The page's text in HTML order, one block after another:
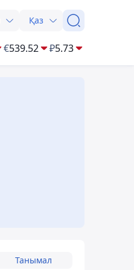
Қаз
€539.52 ₽5.73
Танымал